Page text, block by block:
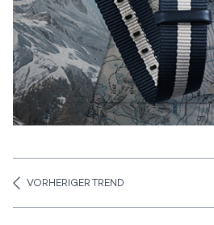
VORHERIGER TREND